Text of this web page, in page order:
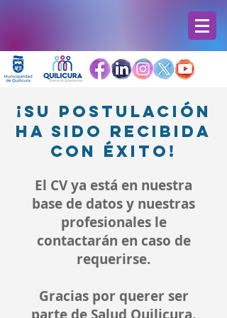
¡Su postulación
ha sido recibida
con éxito!
El CV ya está en nuestra
base de datos y nuestras
profesionales le
contactarán en caso de
requerirse.
Gracias por querer ser